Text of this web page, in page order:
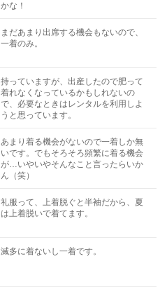
かな！
まだあまり出席する機会もないので、
一着のみ。
持っていますが、出産したので肥って
着れなくなっているかもしれないの
で、必要なときはレンタルを利用しよ
うと思っています。
あまり着る機会がないので一着しか無
いです。でもそろそろ頻繁に着る機会
が…いやいやそんなこと言ったらいか
ん（笑）
礼服って、上着脱ぐと半袖だから、夏
は上着脱いで着てます。
滅多に着ないし一着です。